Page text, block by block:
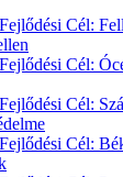
Cél:
Cél:
Cél:
Cél: